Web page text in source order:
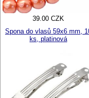
39.00 CZK
Spona do vlasů 59x6 mm,
ks, platinová